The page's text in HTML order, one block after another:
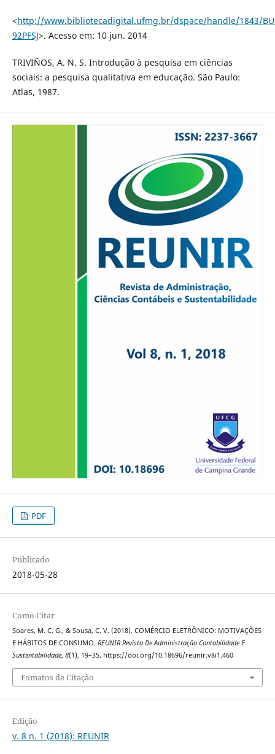
<http://www.bibliotecadigital.ufmg.br/dspace/handle/1843/
92PFSJ>. Acesso em: 10 jun. 2014
TRIVIÑOS, A. N. S. Introdução à pesquisa em ciências
sociais: a pesquisa qualitativa em educação. São Paulo:
Atlas, 1987.
PDF
Publicado
2018-05-28
Como Citar
Soares, M. C. G., & Sousa, C. V. (2018). COMÉRCIO ELETRÔNICO: MOTIVAÇÕES
E HÁBITOS DE CONSUMO. REUNIR Revista De Administração Contabilidade E
Sustentabilidade, 8(1), 19–35. https://doi.org/10.18696/reunir.v8i1.460
Fomatos de Citação
Edição
v. 8 n. 1 (2018): REUNIR